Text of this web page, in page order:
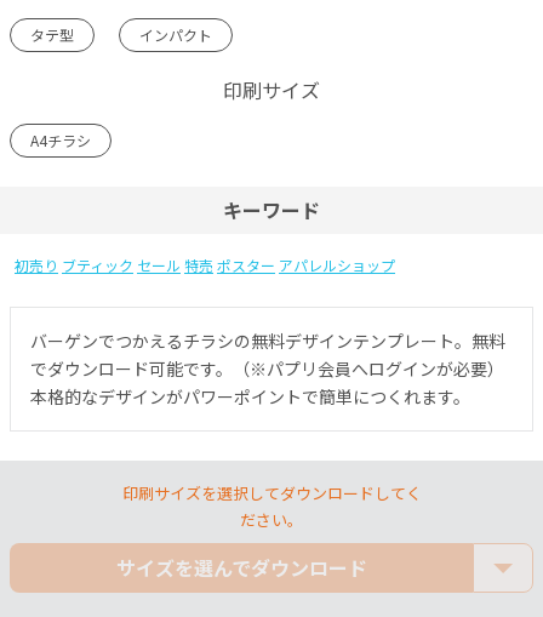
タテ型 インパクト
印刷サイズ
A4チラシ
キーワード
初売り ブティック セール 特売 ポスター アパレルショップ
バーゲンでつかえるチラシの無料デザインテンプレート。無料
でダウンロード可能です。（※パプリ会員へログインが必要）
本格的なデザインがパワーポイントで簡単につくれます。
印刷サイズを選択してダウンロードしてく
ださい。
サイズを選んでダウンロード